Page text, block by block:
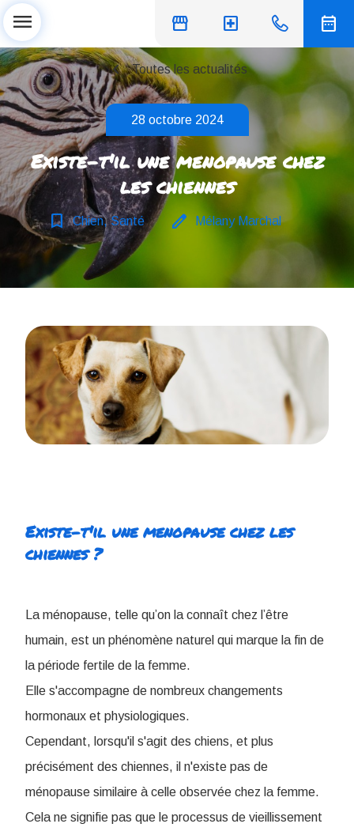
storefront local_hospital date_range
menu
chevron_left Toutes les actualités
28 octobre 2024
Existe-t'il une menopause chez
les chiennes
bookmark_border Chien, Santé edit Mélany Marchal
Existe-t'il une menopause chez les
chiennes ?
La ménopause, telle qu’on la connaît chez l’être
humain, est un phénomène naturel qui marque la fin de
la période fertile de la femme.
Elle s'accompagne de nombreux changements
hormonaux et physiologiques.
Cependant, lorsqu'il s'agit des chiens, et plus
précisément des chiennes, il n'existe pas de
ménopause similaire à celle observée chez la femme.
Cela ne signifie pas que le processus de vieillissement